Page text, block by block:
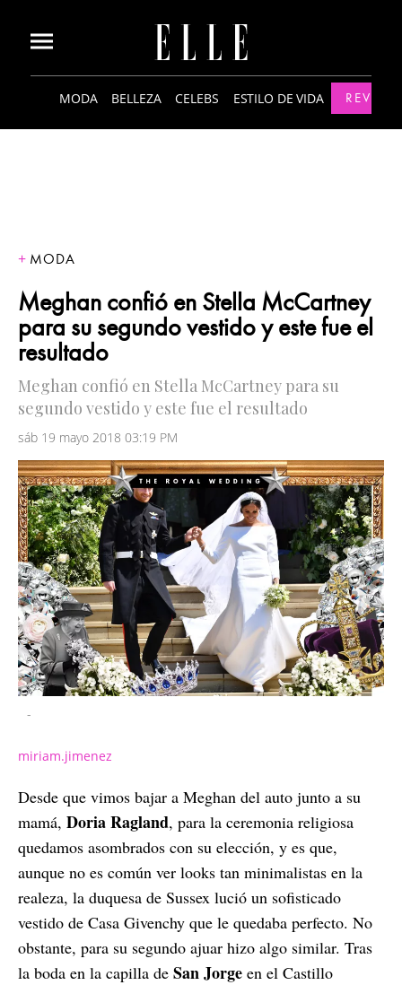
MODA BELLEZA CELEBS ESTILO DE VIDA
MODA
Meghan confió en Stella McCartney
para su segundo vestido y este fue el
resultado
Meghan confió en Stella McCartney para su
segundo vestido y este fue el resultado
sáb 19 mayo 2018 03:19 PM
-
miriam.jimenez
Desde que vimos bajar a Meghan del auto junto a su
mamá, Doria Ragland, para la ceremonia religiosa
quedamos asombrados con su elección, y es que,
aunque no es común ver looks tan minimalistas en la
realeza, la duquesa de Sussex lució un sofisticado
vestido de Casa Givenchy que le quedaba perfecto. No
obstante, para su segundo ajuar hizo algo similar. Tras
la boda en la capilla de San Jorge en el Castillo